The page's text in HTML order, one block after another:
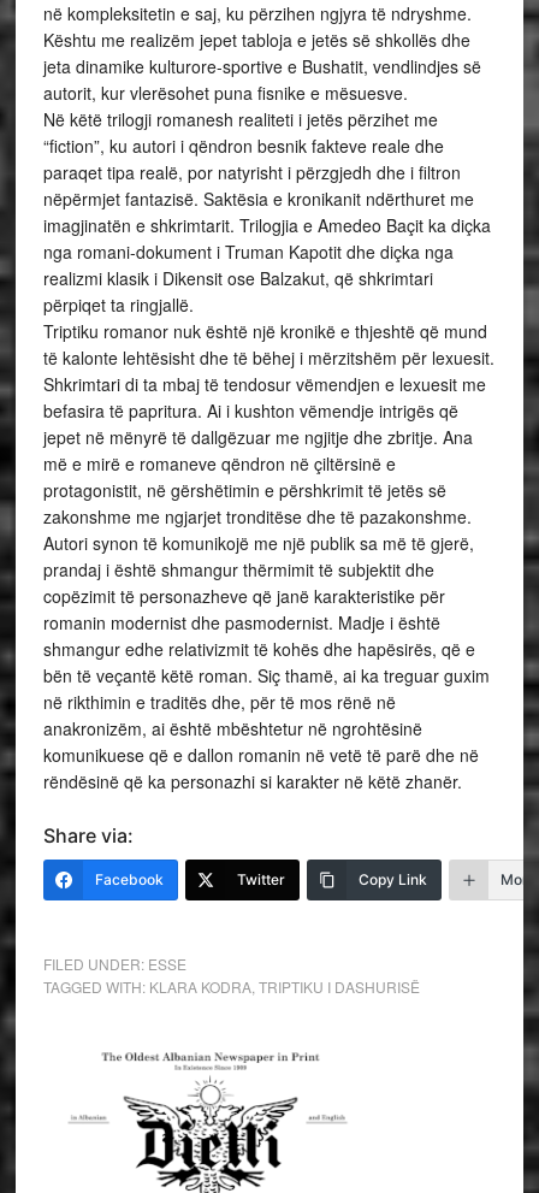
në kompleksitetin e saj, ku përzihen ngjyra të ndryshme.
Kështu me realizëm jepet tabloja e jetës së shkollës dhe
jeta dinamike kulturore-sportive e Bushatit, vendlindjes së
autorit, kur vlerësohet puna fisnike e mësuesve.
Në këtë trilogji romanesh realiteti i jetës përzihet me
“fiction”, ku autori i qëndron besnik fakteve reale dhe
paraqet tipa realë, por natyrisht i përzgjedh dhe i filtron
nëpërmjet fantazisë. Saktësia e kronikanit ndërthuret me
imagjinatën e shkrimtarit. Trilogjia e Amedeo Baçit ka diçka
nga romani-dokument i Truman Kapotit dhe diçka nga
realizmi klasik i Dikensit ose Balzakut, që shkrimtari
përpiqet ta ringjallë.
Triptiku romanor nuk është një kronikë e thjeshtë që mund
të kalonte lehtësisht dhe të bëhej i mërzitshëm për lexuesit.
Shkrimtari di ta mbaj të tendosur vëmendjen e lexuesit me
befasira të papritura. Ai i kushton vëmendje intrigës që
jepet në mënyrë të dallgëzuar me ngjitje dhe zbritje. Ana
më e mirë e romaneve qëndron në çiltërsinë e
protagonistit, në gërshëtimin e përshkrimit të jetës së
zakonshme me ngjarjet tronditëse dhe të pazakonshme.
Autori synon të komunikojë me një publik sa më të gjerë,
prandaj i është shmangur thërmimit të subjektit dhe
copëzimit të personazheve që janë karakteristike për
romanin modernist dhe pasmodernist. Madje i është
shmangur edhe relativizmit të kohës dhe hapësirës, që e
bën të veçantë këtë roman. Siç thamë, ai ka treguar guxim
në rikthimin e traditës dhe, për të mos rënë në
anakronizëm, ai është mbështetur në ngrohtësinë
komunikuese që e dallon romanin në vetë të parë dhe në
rëndësinë që ka personazhi si karakter në këtë zhanër.
Share via:
Facebook Twitter Copy Link More
FILED UNDER: ESSE
TAGGED WITH: KLARA KODRA, TRIPTIKU I DASHURISË